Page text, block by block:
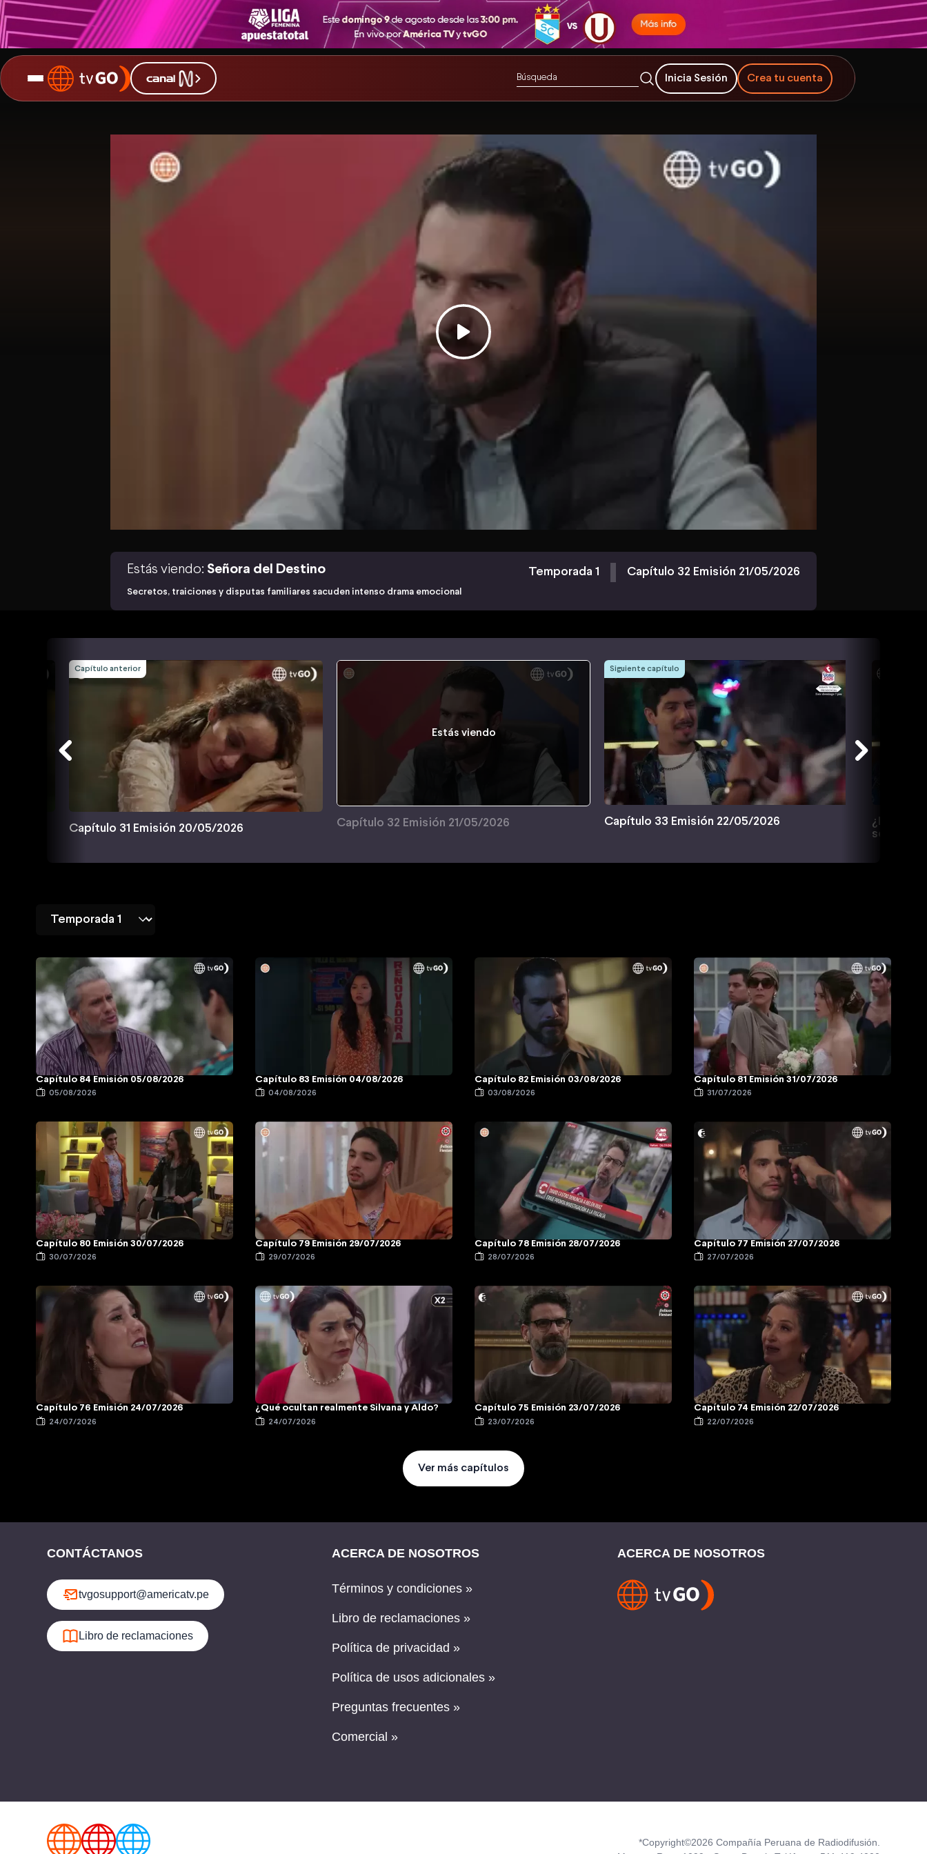
Inicia Sesión Crea tu cuenta
Estás viendo: Señora del Destino
Secretos, traiciones y disputas familiares sacuden intenso drama emocional
Temporada 1 Capítulo 32 Emisión 21/05/2026
Capítulo anterior
Capítulo 31 Emisión 20/05/2026
Estás viendo
Capítulo 32 Emisión 21/05/2026
Siguiente capítulo
Capítulo 33 Emisión 22/05/2026
secreto?
Capítulo 84 Emisión 05/08/2026
05/08/2026
Capítulo 83 Emisión 04/08/2026
04/08/2026
Capítulo 82 Emisión 03/08/2026
03/08/2026
Capítulo 81 Emisión 31/07/2026
31/07/2026
Capítulo 80 Emisión 30/07/2026
30/07/2026
Capítulo 79 Emisión 29/07/2026
29/07/2026
Capítulo 78 Emisión 28/07/2026
28/07/2026
Capítulo 77 Emisión 27/07/2026
27/07/2026
Capítulo 76 Emisión 24/07/2026
24/07/2026
¿Qué ocultan realmente Silvana y Aldo?
24/07/2026
Capítulo 75 Emisión 23/07/2026
23/07/2026
Capítulo 74 Emisión 22/07/2026
22/07/2026
Ver más capítulos
CONTÁCTANOS
tvgosupport@americatv.pe
Libro de reclamaciones
ACERCA DE NOSOTROS
Términos y condiciones »
Libro de reclamaciones »
Política de privacidad »
Política de usos adicionales »
Preguntas frecuentes »
Comercial »
ACERCA DE NOSOTROS
*Copyright©2026 Compañía Peruana de Radiodifusión.